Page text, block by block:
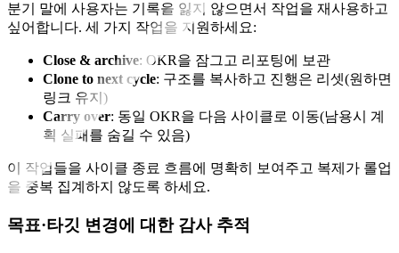
분기 말에 사용자는 기록을 잃지 않으면서 작업을 재사용하고
싶어합니다. 세 가지 작업을 지원하세요:
Close & archive: OKR을 잠그고 리포팅에 보관
Clone to next cycle: 구조를 복사하고 진행은 리셋(원하면
링크 유지)
Carry over: 동일 OKR을 다음 사이클로 이동(남용시 계
획 실패를 숨길 수 있음)
이 작업들을 사이클 종료 흐름에 명확히 보여주고 복제가 롤업
을 중복 집계하지 않도록 하세요.
목표·타깃 변경에 대한 감사 추적